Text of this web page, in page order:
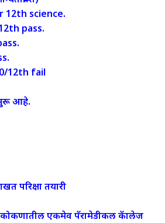
12th science.
pass.
12th fail
सुरू आहे.
परिक्षा तयारी
एकमेव पॅरामेडीकल कॅालेज